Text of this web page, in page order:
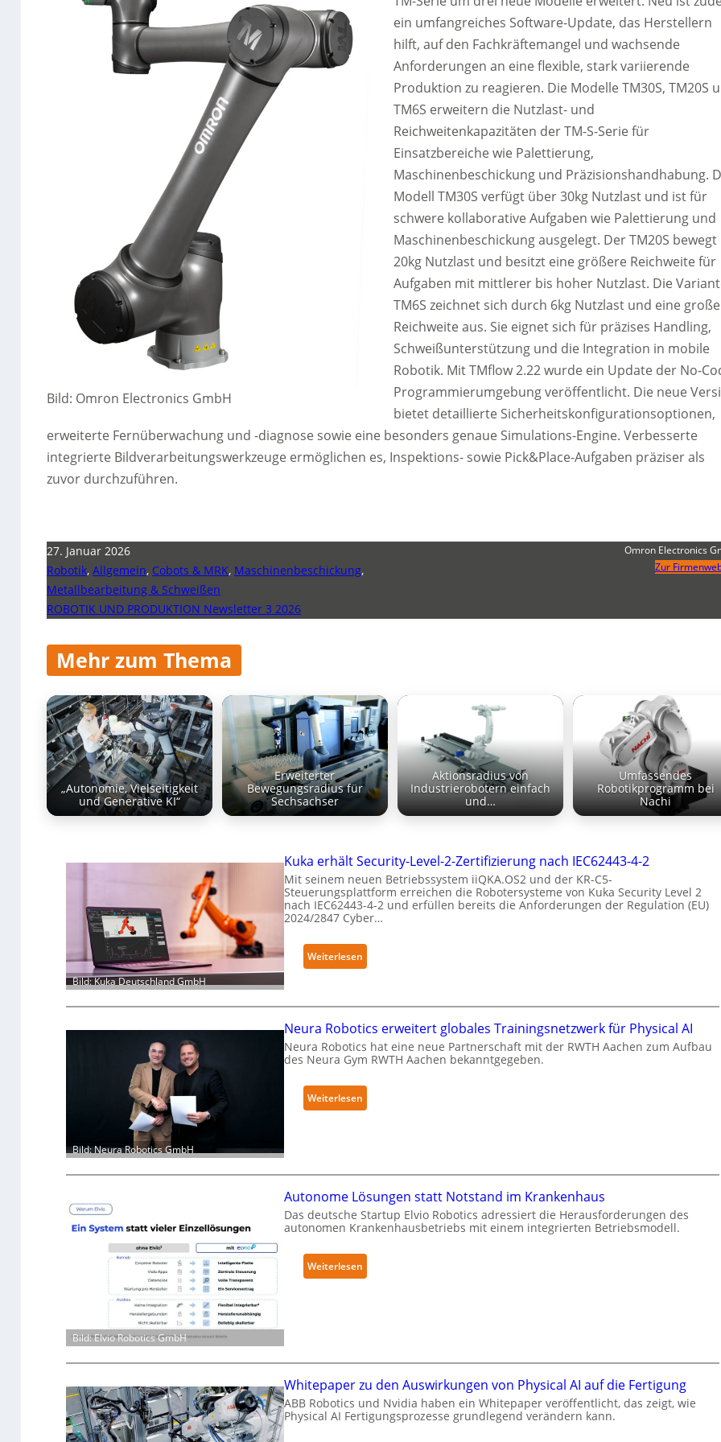
Bild: Omron Electronics GmbH
ein umfangreiches Software-Update, das Herstellern
hilft, auf den Fachkräftemangel und wachsende
Anforderungen an eine flexible, stark variierende
Produktion zu reagieren. Die Modelle TM30S, TM20S
TM6S erweitern die Nutzlast- und
Reichweitenkapazitäten der TM-S-Serie für
Einsatzbereiche wie Palettierung,
Maschinenbeschickung und Präzisionshandhabung.
Modell TM30S verfügt über 30kg Nutzlast und ist für
schwere kollaborative Aufgaben wie Palettierung und
Maschinenbeschickung ausgelegt. Der TM20S bewegt
20kg Nutzlast und besitzt eine größere Reichweite für
Aufgaben mit mittlerer bis hoher Nutzlast. Die
TM6S zeichnet sich durch 6kg Nutzlast und eine große
Reichweite aus. Sie eignet sich für präzises Handling,
Schweißunterstützung und die Integration in mobile
Robotik. Mit TMflow 2.22 wurde ein Update der No-
Programmierumgebung veröffentlicht. Die neue
bietet detaillierte Sicherheitskonfigurationsoptionen,
erweiterte Fernüberwachung und -diagnose sowie eine besonders genaue Simulations-Engine. Verbesserte
integrierte Bildverarbeitungswerkzeuge ermöglichen es, Inspektions- sowie Pick&Place-Aufgaben präziser als
zuvor durchzuführen.
27. Januar 2026
Robotik,Allgemein, Cobots & MRK, Maschinenbeschickung,
Metallbearbeitung & Schweißen
ROBOTIK UND PRODUKTION Newsletter 3 2026
Omron Electronics
Zur
Mehr zum Thema
„Autonomie, Vielseitigkeit
und Generative KI“
Erweiterter
Bewegungsradius für
Sechsachser
Aktionsradius von
Industrierobotern einfach
und…
Umfassendes
Robotikprogramm bei
Nachi
Bild: Kuka Deutschland GmbH
Kuka erhält Security-Level-2-Zertifizierung nach IEC62443-4-2
Mit seinem neuen Betriebssystem iiQKA.OS2 und der KR-C5-
Steuerungsplattform erreichen die Robotersysteme von Kuka Security Level 2
nach IEC62443-4-2 und erfüllen bereits die Anforderungen der Regulation (EU)
2024/2847 Cyber…
Weiterlesen:
K
k
a
r
ä
l
c
u
r
i
y
-
l
-
Bild: Neura Robotics GmbH
Neura Robotics erweitert globales Trainingsnetzwerk für Physical AI
Neura Robotics hat eine neue Partnerschaft mit der RWTH Aachen zum Aufbau
des Neura Gym RWTH Aachen bekanntgegeben.
Weiterlesen:
N
R
o
b
t
w
e
i
t
Bild: Elvio Robotics GmbH
Autonome Lösungen statt Notstand im Krankenhaus
Das deutsche Startup Elvio Robotics adressiert die Herausforderungen des
autonomen Krankenhausbetriebs mit einem integrierten Betriebsmodell.
Weiterlesen:
A
o
m
e
L
Whitepaper zu den Auswirkungen von Physical AI auf die Fertigung
ABB Robotics und Nvidia haben ein Whitepaper veröffentlicht, das zeigt, wie
Physical AI Fertigungsprozesse grundlegend verändern kann.